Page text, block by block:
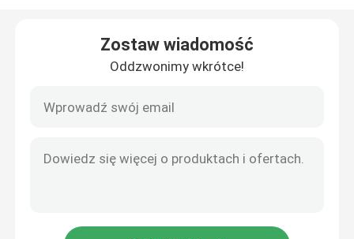
Filtry urządzeń budowlanych
Części zamienne XCMG
Części zamienne Sinotruk
Zostaw wiadomość
Oddzwonimy wkrótce!